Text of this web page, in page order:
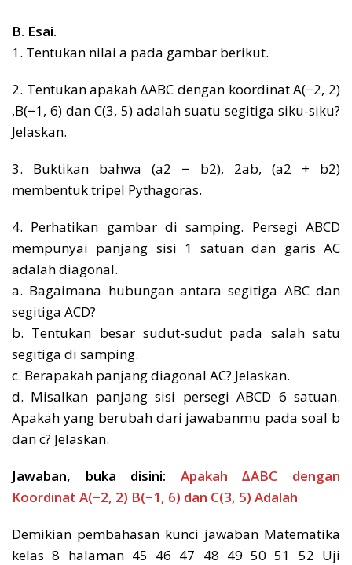
B. Esai.
1. Tentukan nilai a pada gambar berikut.
2. Tentukan apakah ∆ABC dengan koordinat A(−2, 2)
,B(−1, 6) dan C(3, 5) adalah suatu segitiga siku-siku?
Jelaskan.
3. Buktikan bahwa (a2 − b2), 2ab, (a2 + b2)
membentuk tripel Pythagoras.
4. Perhatikan gambar di samping. Persegi ABCD
mempunyai panjang sisi 1 satuan dan garis AC
adalah diagonal.
a. Bagaimana hubungan antara segitiga ABC dan
segitiga ACD?
b. Tentukan besar sudut-sudut pada salah satu
segitiga di samping.
c. Berapakah panjang diagonal AC? Jelaskan.
d. Misalkan panjang sisi persegi ABCD 6 satuan.
Apakah yang berubah dari jawabanmu pada soal b
dan c? Jelaskan.
Jawaban, buka disini: Apakah ∆ABC dengan
Koordinat A(−2, 2) B(−1, 6) dan C(3, 5) Adalah
Demikian pembahasan kunci jawaban Matematika
kelas 8 halaman 45 46 47 48 49 50 51 52 Uji